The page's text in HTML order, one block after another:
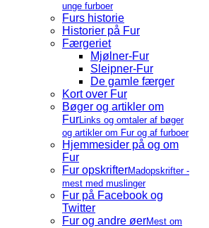
unge furboer
Furs historie
Historier på Fur
Færgeriet
Mjølner-Fur
Sleipner-Fur
De gamle færger
Kort over Fur
Bøger og artikler om
FurLinks og omtaler af bøger
og artikler om Fur og af furboer
Hjemmesider på og om
Fur
Fur opskrifterMadopskrifter -
mest med muslinger
Fur på Facebook og
Twitter
Fur og andre øerMest om